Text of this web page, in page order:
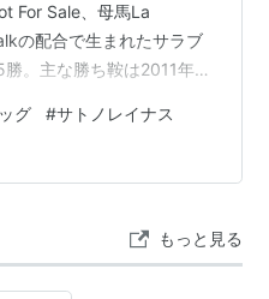
For Sale、母馬La
の配合で生まれたサラブ
。主な勝ち鞍は2011年亜
統背景 繁殖牝馬バラダセ
ンチン産で、生涯戦績は
年 ブエノスアイレス大賞
グ #サトノレイナス
もっと見る